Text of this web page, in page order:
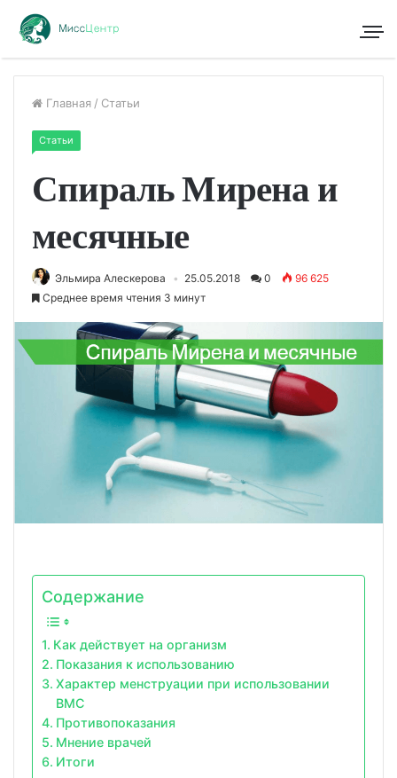
Главная / Статьи
Статьи
Спираль Мирена и
месячные
Эльмира Алескерова 25.05.2018 0
96 625
Среднее время чтения 3 минут
Содержание
Как действует на организм
Показания к использованию
Характер менструации при использовании
ВМС
Противопоказания
Мнение врачей
Итоги